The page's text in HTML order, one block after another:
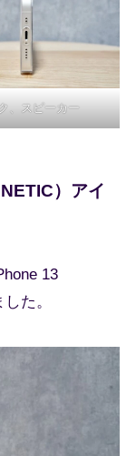
、スピーカー
）アイ
13
た。